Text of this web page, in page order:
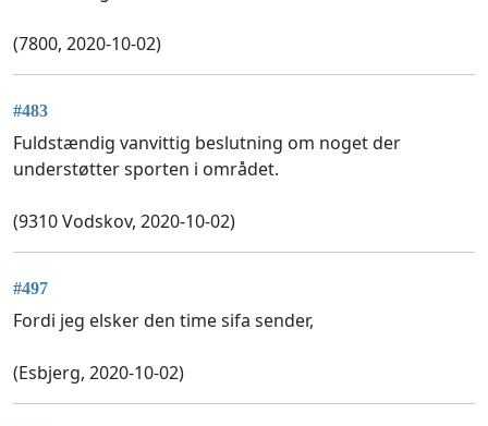
(7800, 2020-10-02)
#483
Fuldstændig vanvittig beslutning om noget der
understøtter sporten i området.
(9310 Vodskov, 2020-10-02)
#497
Fordi jeg elsker den time sifa sender,
(Esbjerg, 2020-10-02)